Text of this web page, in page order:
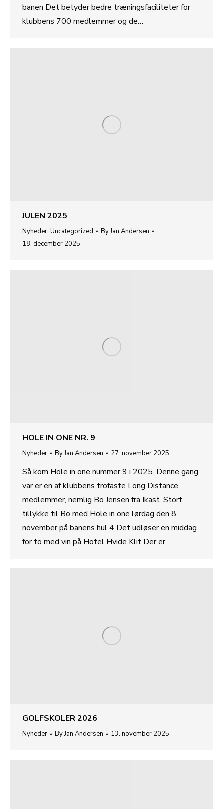
banen Det betyder bedre træningsfaciliteter for
klubbens 700 medlemmer og de…
JULEN 2025
Nyheder, Uncategorized ByJan Andersen
18. december 2025
HOLE IN ONE NR. 9
Nyheder ByJan Andersen 27. november 2025
Så kom Hole in one nummer 9 i 2025. Denne gang
var er en af klubbens trofaste Long Distance
medlemmer, nemlig Bo Jensen fra Ikast. Stort
tillykke til Bo med Hole in one lørdag den 8.
november på banens hul 4 Det udløser en middag
for to med vin på Hotel Hvide Klit Der er…
GOLFSKOLER 2026
Nyheder ByJan Andersen 13. november 2025